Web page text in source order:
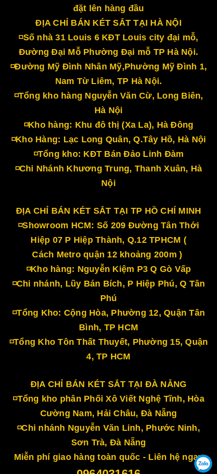
đặt lên hàng đầu
ĐỊA CHỈ BÁN KÉT SẮT TẠI HÀ NỘI
◽Số nhà 31 Louis 6 KĐT Louis city đại mỗ,
Đường Đại Mỗ Phường Đại mỗ TP Hà Nội.
◽Đường Mỹ Đình Nhân Mỹ,Phường Mỹ Đình 1,
Nam Từ Liêm, TP Hà Nội.
◽Tổng kho hàng Nguyễn Văn Cừ, Long Biên,
Hà Nội
◽Kho hàng: Khu đô thị (Xa La), Hà Đông
◽Kho Hàng: Lạc Long Quân, Q.Tây Hồ, Hà Nội
◽Tổng kho: KĐT Bán Đảo Linh Đàm
◽Chi Nhánh Khương Trung, Thanh Xuân, Hà
Nội
ĐỊA CHỈ BÁN KÉT SẮT TẠI TP HỒ CHÍ MINH
◽Showroom HCM: Số 209 Đường Tân Thới
Hiệp 07 P Hiệp Thành, Q.12 TPHCM (
Cách Metro quận 12 khoảng 200m )
◽Kho hàng: Nguyễn Kiệm P3 Q Gò Vấp
◽Chi nhánh, Lũy Bán Bích, P Hiệp Phú, Q Tân
Phú
◽Tổng Kho: Cộng Hòa, Phường 12, Quận Tân
Bình, TP HCM
◽Tổng Kho Tôn Thất Thuyết, Phường 15, Quận
4, TP HCM
ĐỊA CHỈ BÁN KÉT SẮT TẠI ĐÀ NẴNG
◽Tổng kho phân Phối Xô Viết Nghệ Tĩnh, Hòa
Cường Nam, Hải Châu, Đà Nẵng
◽Chi nhánh Nguyễn Văn Linh, Phước Ninh,
Sơn Trà, Đà Nẵng
Miễn phí giao hàng toàn quốc - Liên hệ ngay